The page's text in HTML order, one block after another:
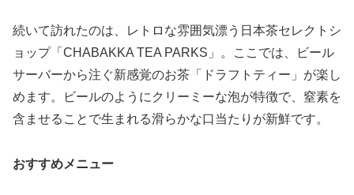
続いて訪れたのは、レトロな雰囲気漂う日本茶セレクトシ
ョップ「CHABAKKA TEA PARKS」。ここでは、ビール
サーバーから注ぐ新感覚のお茶「ドラフトティー」が楽し
めます。ビールのようにクリーミーな泡が特徴で、窒素を
含ませることで生まれる滑らかな口当たりが新鮮です。
おすすめメニュー